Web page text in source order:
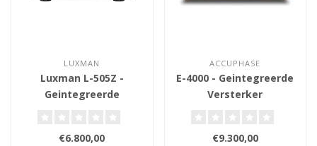
LUXMAN
Luxman L-505Z -
Geintegreerde
€6.800,00
ACCUPHASE
E-4000 - Geintegreerde
Versterker
€9.300,00